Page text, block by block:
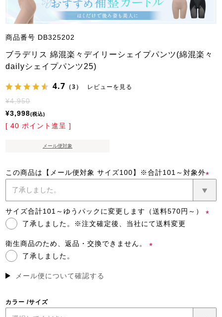
商品番号 DB325202
ブラデリス 綿混楽々デイリーシェイプパンツ(綿混楽々
dailyシェイプパンツ25)
4.7 （3） レビューを見る
¥4,950
¥3,998 税込
[ 40 ポイント進呈 ]
メール便対象
この商品は【メール便対象 サイズ100】※合計101～対象外
(必
須)
サイズ合計101～ゆうパックに変更します（送料570円～）
了承しました。※注文確定後、当社にて送料変更
衛生商品のため、返品・交換できません。
了承しました。
メール便について確認する
カラー サイズ